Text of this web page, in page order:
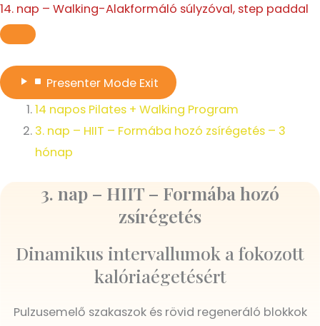
14. nap – Walking-Alakformáló súlyzóval, step paddal
Presenter Mode Exit
14 napos Pilates + Walking Program
3. nap – HIIT – Formába hozó zsírégetés – 3
hónap
3. nap – HIIT – Formába hozó
zsírégetés
Dinamikus intervallumok a fokozott
kalóriaégetésért
Pulzusemelő szakaszok és rövid regeneráló blokkok